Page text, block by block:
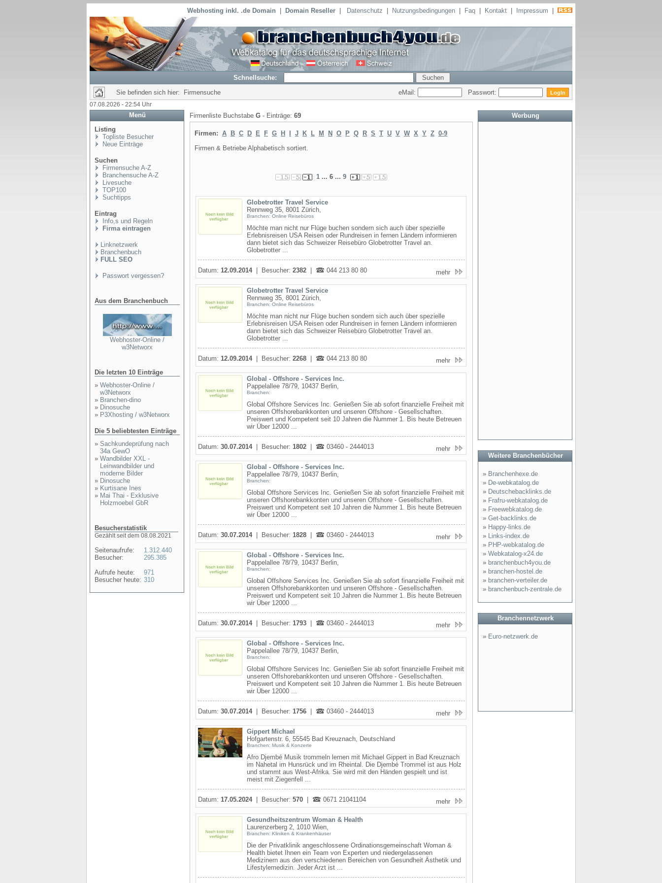
Webhosting inkl. .de Domain Domain Reseller Datenschutz Nutzungsbedingungen Faq Kontakt Impressum
Schnellsuche:
Sie befinden sich hier: Firmensuche
eMail: Passwort:
07.08.2026 - 22:54 Uhr
Menü
Listing
Topliste Besucher
Neue Einträge
Suchen
Firmensuche A-Z
Branchensuche A-Z
Livesuche
TOP100
Suchtipps
Eintrag
Info,s und Regeln
Firma eintragen
Linknetzwerk
Branchenbuch
FULL SEO
Passwort vergessen?
Aus dem Branchenbuch
Webhoster-Online /
w3Networx
Die letzten 10 Einträge
» Webhoster-Online /
w3Networx
» Branchen-dino
» Dinosuche
» P3Xhosting / w3Networx
Die 5 beliebtesten Einträge
» Sachkundeprüfung nach
34a GewO
» Wandbilder XXL -
Leinwandbilder und
moderne Bilder
» Dinosuche
» Kurtisane Ines
» Mai Thai - Exklusive
Holzmoebel GbR
Besucherstatistik
Gezählt seit dem 08.08.2021
Seitenaufrufe:
Besucher:
Aufrufe heute:
Besucher heute:
1.312.440
295.385
971
310
Firmenliste Buchstabe G - Einträge: 69
Firmen: A B C D E F G H J K L M N O P Q R S T U V W X Y Z 0-9
Firmen & Betriebe Alphabetisch sortiert.
1... 6 ... 9
Globetrotter Travel Service
Rennweg 35, 8001 Zürich,
Branchen: Online Reisebüros
Möchte man nicht nur Flüge buchen sondern sich auch über spezielle
Erlebnisreisen USA Reisen oder Rundreisen in fernen Ländern informieren
dann bietet sich das Schweizer Reisebüro Globetrotter Travel an.
Globetrotter ...
Datum: 12.09.2014| Besucher: 2382 044 213 80 80 mehr
Globetrotter Travel Service
Rennweg 35, 8001 Zürich,
Branchen: Online Reisebüros
Möchte man nicht nur Flüge buchen sondern sich auch über spezielle
Erlebnisreisen USA Reisen oder Rundreisen in fernen Ländern informieren
dann bietet sich das Schweizer Reisebüro Globetrotter Travel an.
Globetrotter ...
Datum: 12.09.2014| Besucher: 2268 044 213 80 80 mehr
Global - Offshore - Services Inc.
Pappelallee 78/79, 10437 Berlin,
Branchen:
Global Offshore Services Inc. Genießen Sie ab sofort finanzielle Freiheit mit
unseren Offshorebankkonten und unseren Offshore - Gesellschaften.
Preiswert und Kompetent seit 10 Jahren die Nummer 1. Bis heute Betreuen
wir Über 12000 ...
Datum: 30.07.2014| Besucher: 1802 03460 - 2444013 mehr
Global - Offshore - Services Inc.
Pappelallee 78/79, 10437 Berlin,
Branchen:
Global Offshore Services Inc. Genießen Sie ab sofort finanzielle Freiheit mit
unseren Offshorebankkonten und unseren Offshore - Gesellschaften.
Preiswert und Kompetent seit 10 Jahren die Nummer 1. Bis heute Betreuen
wir Über 12000 ...
Datum: 30.07.2014| Besucher: 1828 03460 - 2444013 mehr
Global - Offshore - Services Inc.
Pappelallee 78/79, 10437 Berlin,
Branchen:
Global Offshore Services Inc. Genießen Sie ab sofort finanzielle Freiheit mit
unseren Offshorebankkonten und unseren Offshore - Gesellschaften.
Preiswert und Kompetent seit 10 Jahren die Nummer 1. Bis heute Betreuen
wir Über 12000 ...
Datum: 30.07.2014| Besucher: 1793 03460 - 2444013 mehr
Global - Offshore - Services Inc.
Pappelallee 78/79, 10437 Berlin,
Branchen:
Global Offshore Services Inc. Genießen Sie ab sofort finanzielle Freiheit mit
unseren Offshorebankkonten und unseren Offshore - Gesellschaften.
Preiswert und Kompetent seit 10 Jahren die Nummer 1. Bis heute Betreuen
wir Über 12000 ...
Datum: 30.07.2014| Besucher: 1756 03460 - 2444013 mehr
Gippert Michael
Hofgartenstr. 6, 55545 Bad Kreuznach, Deutschland
Branchen: Musik & Konzerte
Afro Djembé Musik trommeln lernen mit Michael Gippert in Bad Kreuznach
im Nahetal im Hunsrück und im Rheintal. Die Djembé Trommel ist aus Holz
und stammt aus West-Afrika. Sie wird mit den Händen gespielt und ist
meist mit Ziegenfell ...
Datum: 17.05.2024| Besucher: 570 0671 21041104 mehr
Gesundheitszentrum Woman & Health
Laurenzerberg 2, 1010 Wien,
Branchen: Kliniken & Krankenhäuser
Die der Privatklinik angeschlossene Ordinationsgemeinschaft Woman &
Health bietet Ihnen ein Team von Experten und niedergelassenen
Medizinern aus den verschiedenen Bereichen von Gesundheit Ästhetik und
Lifestylemedizin. Jeder Arzt ist ...
Werbung
Weitere Branchenbücher
» Branchenhexe.de
» De-webkatalog.de
» Deutschebacklinks.de
» Frafru-webkatalog.de
» Freewebkatalog.de
» Get-backlinks.de
» Happy-links.de
» Links-index.de
» PHP-webkatalog.de
» Webkatalog-x24.de
» branchenbuch4you.de
» branchen-hostel.de
» branchen-verteiler.de
» branchenbuch-zentrale.de
Branchennetzwerk
» Euro-netzwerk.de